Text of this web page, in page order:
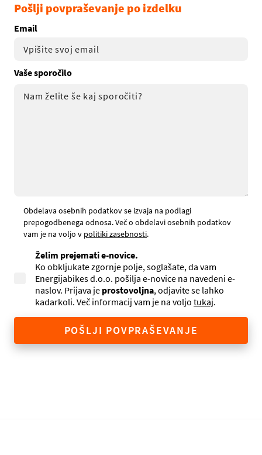
Pošlji povpraševanje po izdelku
Email
Vaše sporočilo
Obdelava osebnih podatkov se izvaja na podlagi
prepogodbenega odnosa. Več o obdelavi osebnih podatkov
vam je na voljo v politiki zasebnosti.
Želim prejemati e-novice.
Ko obkljukate zgornje polje, soglašate, da vam
Energijabikes d.o.o. pošilja e-novice na navedeni e-
naslov. Prijava je prostovoljna, odjavite se lahko
kadarkoli. Več informacij vam je na voljo tukaj.
POŠLJI POVPRAŠEVANJE